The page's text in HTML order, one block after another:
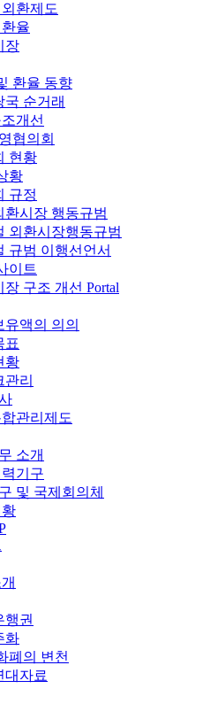
환제도
율
장
환율 동향
국 순거래
개선
협의회
현황
황
규정
환시장 행동규범
외환시장행동규범
규범 이행선언서
이트
장 구조 개선 Portal
유액의 의의
표
황
관리
관리제도
소개
기구
및 국제회의체
행권
화
폐의 변천
대자료